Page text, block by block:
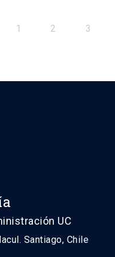
1 2 3
UC
Santiago, Chile